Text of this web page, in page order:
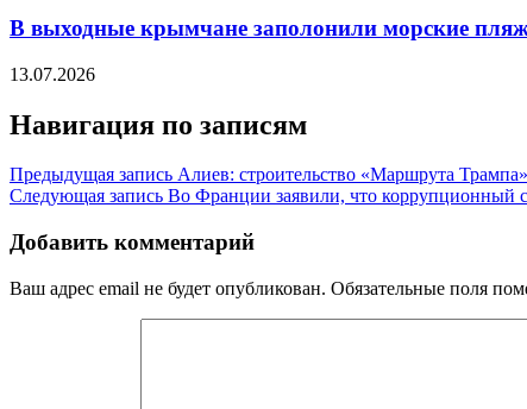
В выходные крымчане заполонили морские
13.07.2026
Навигация по записям
Предыдущая запись Алиев: строительство «Маршрута
Следующая запись Во Франции заявили, что коррупционный
Добавить комментарий
Ваш адрес email не будет опубликован. Обязательные поля